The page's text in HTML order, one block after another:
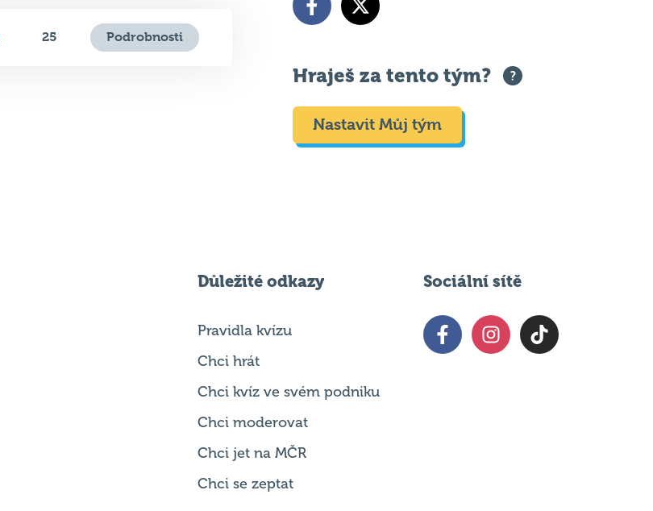
25 Podrobnosti
Hraješ za tento tým?
Nastavit Můj tým
Důležité odkazy
Pravidla kvízu
Chci hrát
Chci kvíz ve svém podniku
Chci moderovat
Chci jet na MČR
Chci se zeptat
Sociální sítě